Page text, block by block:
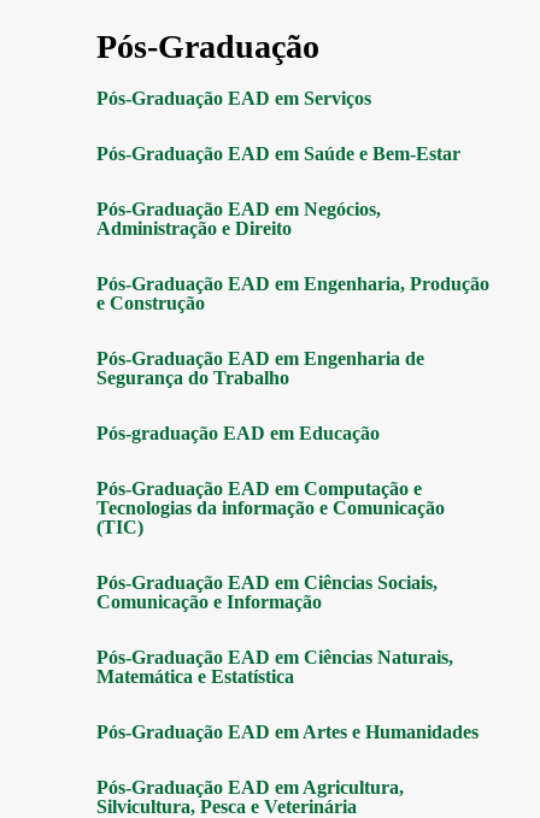
Pós-Graduação
Pós-Graduação EAD em Serviços
Pós-Graduação EAD em Saúde e Bem-Estar
Pós-Graduação EAD em Negócios,
Administração e Direito
Pós-Graduação EAD em Engenharia, Produção
e Construção
Pós-Graduação EAD em Engenharia de
Segurança do Trabalho
Pós-graduação EAD em Educação
Pós-Graduação EAD em Computação e
Tecnologias da informação e Comunicação
(TIC)
Pós-Graduação EAD em Ciências Sociais,
Comunicação e Informação
Pós-Graduação EAD em Ciências Naturais,
Matemática e Estatística
Pós-Graduação EAD em Artes e Humanidades
Pós-Graduação EAD em Agricultura,
Silvicultura, Pesca e Veterinária